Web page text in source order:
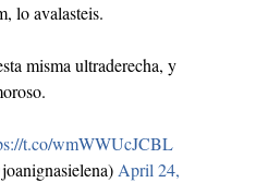
lo avalasteis.
misma ultraderecha, y
t.co/wmWWUcJCBL
April 24,